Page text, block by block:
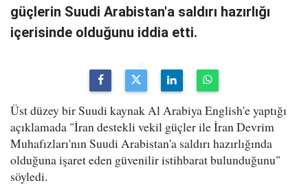
güçlerin Suudi Arabistan'a saldırı hazırlığı
içerisinde olduğunu iddia etti.
Üst düzey bir Suudi kaynak Al Arabiya English'e yaptığı
açıklamada "İran destekli vekil güçler ile İran Devrim
Muhafızları'nın Suudi Arabistan'a saldırı hazırlığında
olduğuna işaret eden güvenilir istihbarat bulunduğunu"
söyledi.